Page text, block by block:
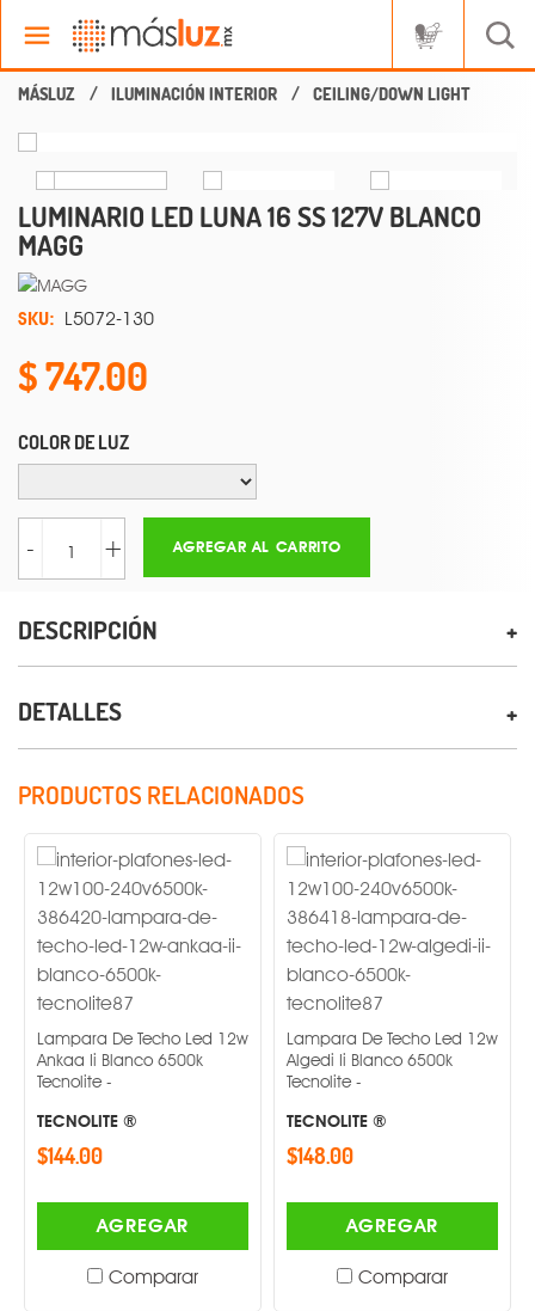
ILUMINACIÓN INTERIOR CEILING/DOWN LIGHT
LUMINARIO LED LUNA 16 SS 127V BLANCO
MAGG
SKU: L5072-130
747.00
COLOR DE LUZ
- + AGREGAR AL CARRITO
DESCRIPCIÓN
DETALLES
PRODUCTOS RELACIONADOS
Lampara De Techo Led 12w
Ankaa Ii Blanco 6500k
Tecnolite -
TECNOLITE ®
$144.00
AGREGAR
Comparar
Lampara De Techo Led 12w
Algedi Ii Blanco 6500k
Tecnolite -
TECNOLITE ®
$148.00
AGREGAR
Comparar